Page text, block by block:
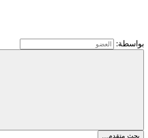
بواسطة:
بحث متقدم…